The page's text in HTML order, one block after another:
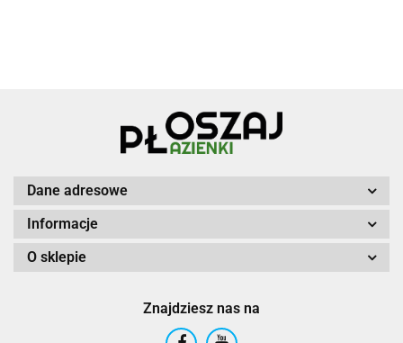
Dane adresowe
Informacje
O sklepie
Znajdziesz nas na